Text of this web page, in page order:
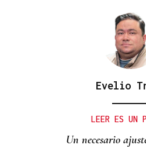
Evelio
LEER ES UN
Un necesario